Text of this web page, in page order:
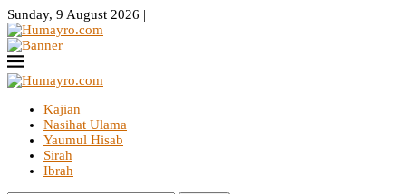
Sunday, 9 August 2026 |
Kajian
Nasihat Ulama
Yaumul Hisab
Sirah
Ibrah